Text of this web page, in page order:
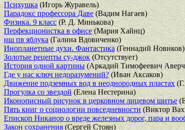
Психушка (Игорь Журавель)
Парадокс профессора Даве (Вадим Нагаев)
Физика. 9 класс(Р. Д. Минькова)
Перфекционистка в офисе(Мария Хайнц)
нш пв яблука (Галина Вдовиченко)
Инопланетные духи. Фантастика (Геннадий Новиков)
Золотые рецепты су-джок(Отсутствует)
История одной картины (Аркадий Тимофеевич
Где у нас ключ недоразумений? (Иван Аксаков)
Движение подземных вод в неоднородных пластах
Прогулка со звездой(Елена Нестерина)
Иконописный рисунок в церковном лицевом шитье
Пять книг о социологии повседневности (Виктор
Епископ Никанор о вреде железных дорог, пара и
Закон сохранения (Сергей Стоян)